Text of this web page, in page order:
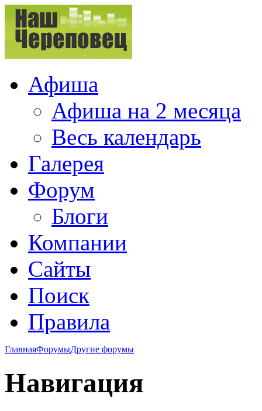
Афиша
Афиша на 2 месяца
Весь календарь
Галерея
Форум
Блоги
Компании
Сайты
Поиск
Правила
ГлавнаяФорумыДругие форумы
Навигация